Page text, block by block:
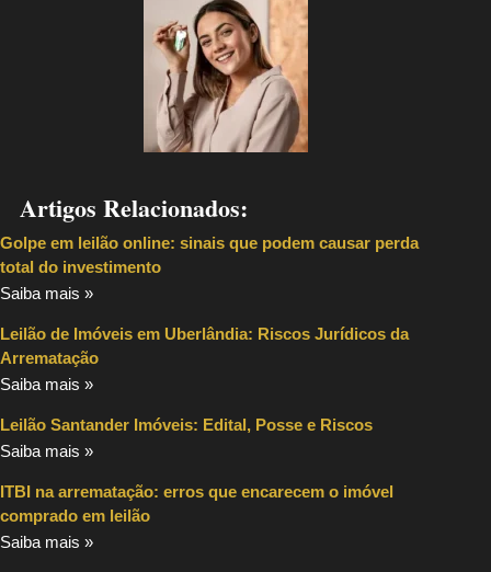
Artigos Relacionados:
Golpe em leilão online: sinais que podem causar perda
total do investimento
Saiba mais »
Leilão de Imóveis em Uberlândia: Riscos Jurídicos da
Arrematação
Saiba mais »
Leilão Santander Imóveis: Edital, Posse e Riscos
Saiba mais »
ITBI na arrematação: erros que encarecem o imóvel
comprado em leilão
Saiba mais »